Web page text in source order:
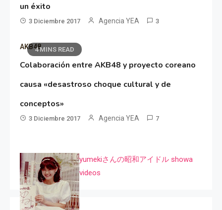
un éxito
3 Diciembre 2017 Agencia YEA 3
4 MINS READ
AKB48
Colaboración entre AKB48 y proyecto coreano
causa «desastroso choque cultural y de
conceptos»
3 Diciembre 2017 Agencia YEA 7
yumekiさんの昭和アイドル showa
videos